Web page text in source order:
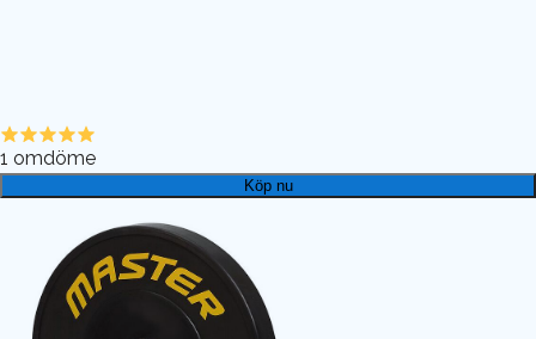
1 omdöme
Köp nu